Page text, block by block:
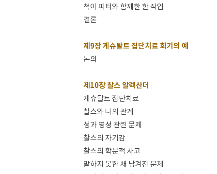
척이 피터와 함께한 한 작업
결론
제9장 게슈탈트 집단치료 회기의 예
논의
제10장 찰스 알렉산더
게슈탈트 집단치료
찰스와 나의 관계
성과 영성 관련 문제
찰스의 자기감
찰스의 학문적 사고
말하지 못한 채 남겨진 문제